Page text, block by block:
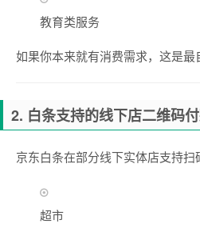
教育类服务
如果你本来就有消费需求，这是最
2. 白条支持的线下店二维码
京东白条在部分线下实体店支持扫
超市